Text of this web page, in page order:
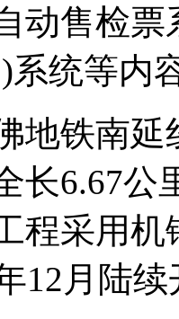
动售检
系统等内
铁南延
长6.67公
程采用
12月陆续